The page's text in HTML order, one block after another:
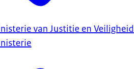
van Justitie en Veiligheid